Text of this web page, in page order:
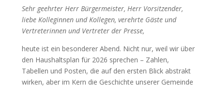
Sehr geehrter Herr Bürgermeister, Herr Vorsitzender,
liebe Kolleginnen und Kollegen, verehrte Gäste und
Vertreterinnen und Vertreter der Presse,
heute ist ein besonderer Abend. Nicht nur, weil wir über
den Haushaltsplan für 2026 sprechen – Zahlen,
Tabellen und Posten, die auf den ersten Blick abstrakt
wirken, aber im Kern die Geschichte unserer Gemeinde